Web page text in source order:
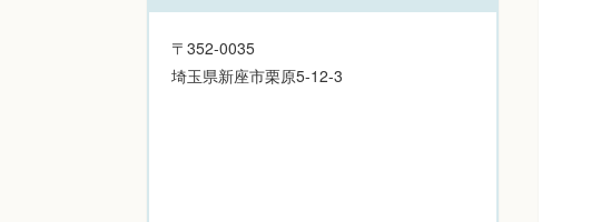
〒352-0035
埼玉県新座市栗原5-12-3